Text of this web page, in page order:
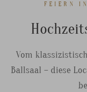
FEIERN
Vom
Ballsaal – diese